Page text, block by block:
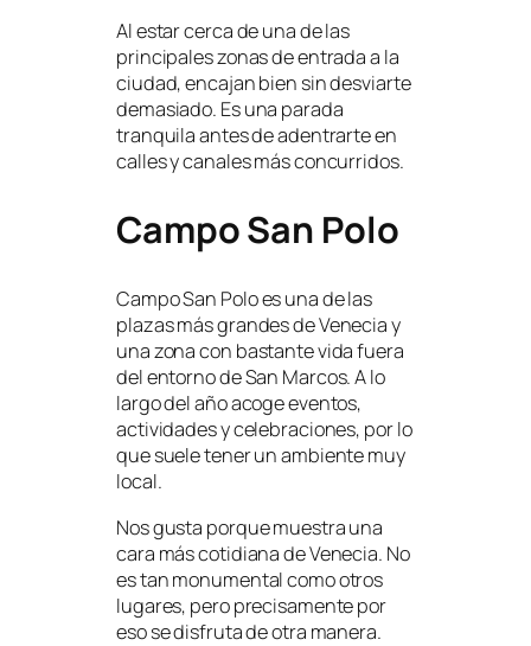
Al estar cerca de una de las
principales zonas de entrada a la
ciudad, encajan bien sin desviarte
demasiado. Es una parada
tranquila antes de adentrarte en
calles y canales más concurridos.
Campo San Polo
Campo San Polo es una de las
plazas más grandes de Venecia y
una zona con bastante vida fuera
del entorno de San Marcos. A lo
largo del año acoge eventos,
actividades y celebraciones, por lo
que suele tener un ambiente muy
local.
Nos gusta porque muestra una
cara más cotidiana de Venecia. No
es tan monumental como otros
lugares, pero precisamente por
eso se disfruta de otra manera.